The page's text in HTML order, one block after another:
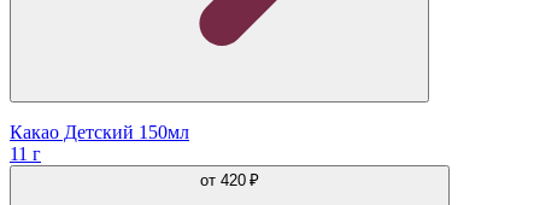
Какао Детский 150мл
11 г
от 420 ₽